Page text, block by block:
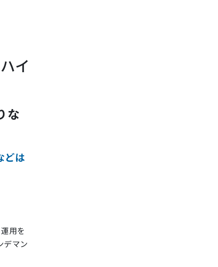
イ
な
どは
用を
デマン